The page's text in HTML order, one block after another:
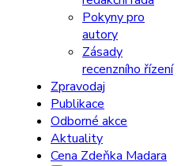
Pokyny pro
autory
Zásady
recenzního řízení
Zpravodaj
Publikace
Odborné akce
Aktuality
Cena Zdeňka Madara